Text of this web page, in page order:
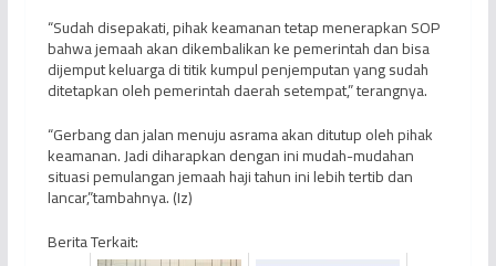
“Sudah disepakati, pihak keamanan tetap menerapkan SOP
bahwa jemaah akan dikembalikan ke pemerintah dan bisa
dijemput keluarga di titik kumpul penjemputan yang sudah
ditetapkan oleh pemerintah daerah setempat,” terangnya.
“Gerbang dan jalan menuju asrama akan ditutup oleh pihak
keamanan. Jadi diharapkan dengan ini mudah-mudahan
situasi pemulangan jemaah haji tahun ini lebih tertib dan
lancar,”tambahnya. (Iz)
Berita Terkait: